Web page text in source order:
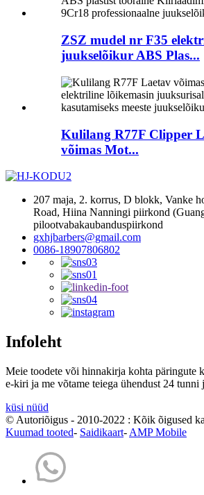
ZSZ mudel nr F35
juukselõikur ABS Plas...
Kulilang R77F Clipper
võimas Mot...
207 maja, 2. korrus, D blokk, Vanke
Road, Hiina Nanningi piirkond
pilootvabakaubanduspiirkond
gxhjbarbers@gmail.com
0086-18907806802
Infoleht
Meie toodete või hinnakirja kohta päringute
e-kiri ja me võtame teiega ühendust 24 tunni
küsi nüüd
© Autoriõigus - 2010-2022 : Kõik õigused
Kuumad tooted- Saidikaart- AMP Mobile